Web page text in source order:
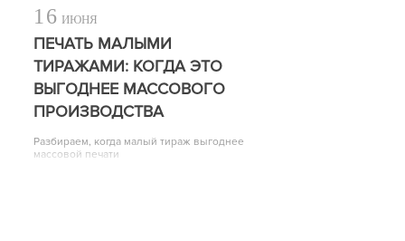
16 ИЮНЯ
ПЕЧАТЬ МАЛЫМИ
ТИРАЖАМИ: КОГДА ЭТО
ВЫГОДНЕЕ МАССОВОГО
ПРОИЗВОДСТВА
Разбираем, когда малый тираж выгоднее
массовой печати